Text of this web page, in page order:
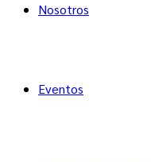
Nosotros
Eventos